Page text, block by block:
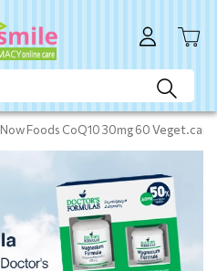
Now Foods CoQ10 30mg 60 Veget.caps
ΑΓΟΡΑ